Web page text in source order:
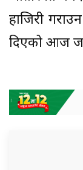
हाजिरी
दिएको आज